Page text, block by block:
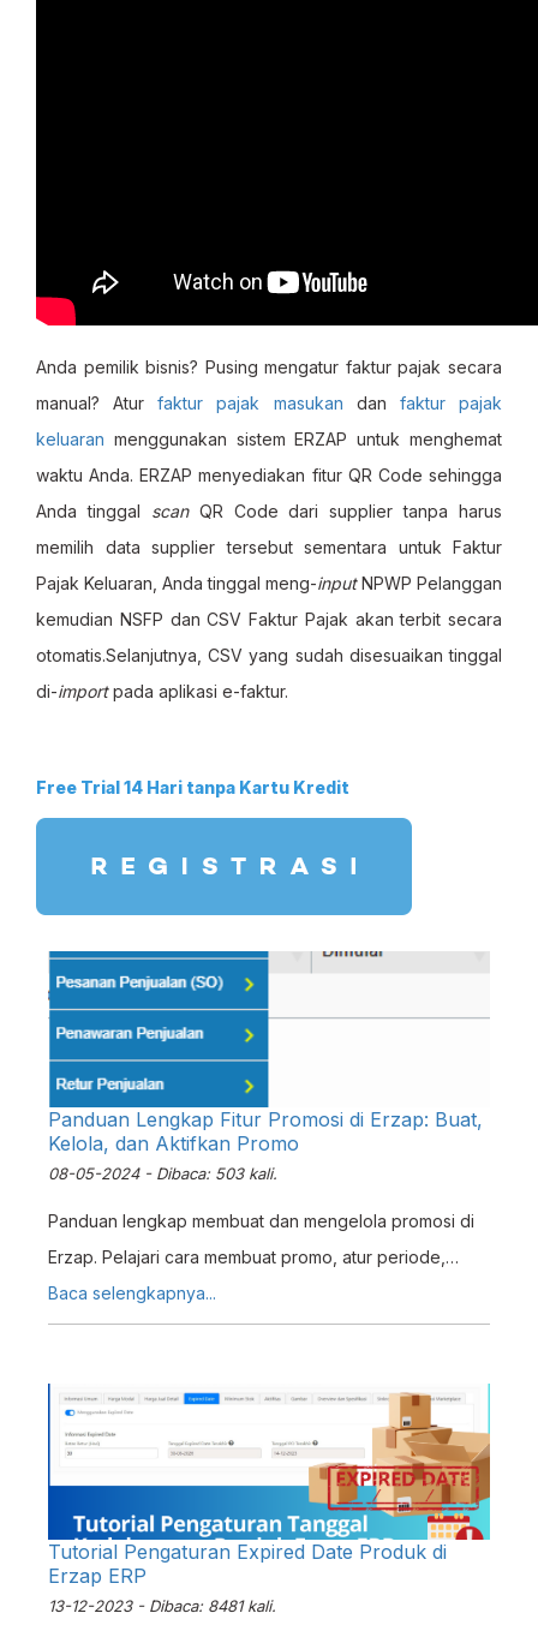
Anda pemilik bisnis? Pusing mengatur faktur pajak secara
manual? Aturfaktur pajak masukan dan faktur pajak
keluaran menggunakan sistem ERZAP untuk menghemat
waktu Anda. ERZAP menyediakan fitur QR Code sehingga
Anda tinggal scanQR Code dari supplier tanpa harus
memilih data supplier tersebut sementara untuk Faktur
Pajak Keluaran, Anda tinggal meng-inputNPWP Pelanggan
kemudian NSFP dan CSV Faktur Pajak akan terbit secara
otomatis.Selanjutnya, CSV yang sudah disesuaikan tinggal
di-importpada aplikasi e-faktur.
Free Trial 14 Hari tanpa Kartu Kredit
Panduan Lengkap Fitur Promosi di Erzap: Buat,
Kelola, dan Aktifkan Promo
08-05-2024 - Dibaca: 503 kali.
Panduan lengkap membuat dan mengelola promosi di
Erzap. Pelajari cara membuat promo, atur periode,
outlet, dan aktifkan otomatis di POS Web/Android.
Baca selengkapnya...
Tutorial Pengaturan Expired Date Produk di
Erzap ERP
13-12-2023 - Dibaca: 8481 kali.